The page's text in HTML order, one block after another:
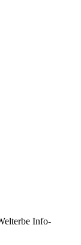
Info-